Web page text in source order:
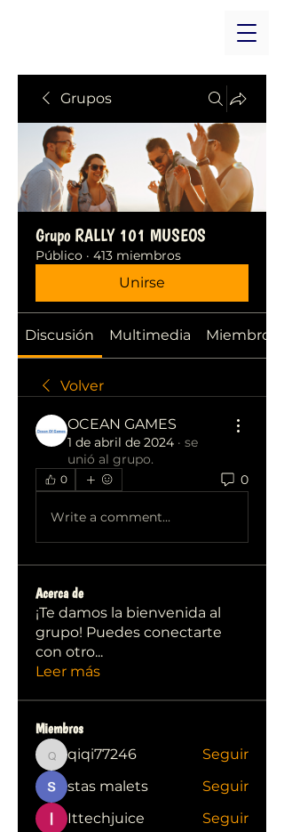
Grupos
Grupo RALLY 101 MUSEOS
Público · 413 miembros
Unirse
Discusión Multimedia Miembros
Volver
OCEAN GAMES
1 de abril de 2024 · se
unió al grupo.
0 0
Write a comment...
Acerca de
¡Te damos la bienvenida al
grupo! Puedes conectarte
con otro...
Leer más
Miembros
qiqi77246
qiqi77246
Seguir
stas malets
Seguir
Ittechjuice
Seguir